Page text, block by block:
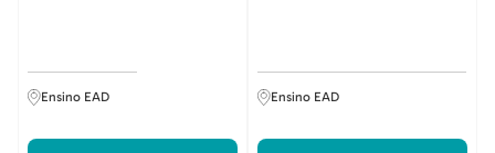
Ensino EAD Ensino EAD